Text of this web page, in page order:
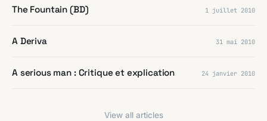
The Fountain (BD) 1 juillet 2010
A Deriva 31 mai 2010
A serious man : Critique et explication 24 janvier 2010
View all articles